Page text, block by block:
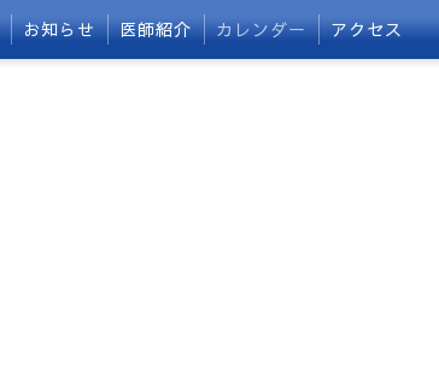
お知らせ 医師紹介 カレンダー アクセス